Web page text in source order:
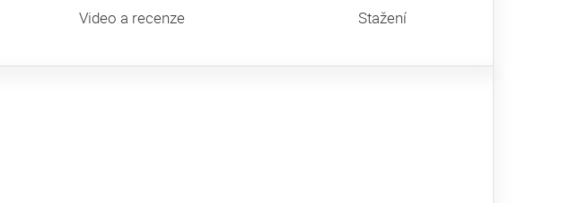
Video a recenze Stažení